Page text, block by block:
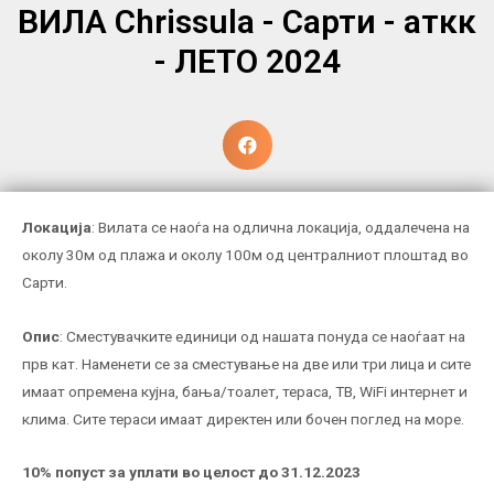
ВИЛА Chrissula - Сарти - аткк
- ЛЕТО 2024
Локација: Вилата се наоѓа на одлична локација, оддалечена на
околу 30м од плажа и околу 100м од централниот плоштад во
Сарти.
Опис: Сместувачките единици од нашата понуда се наоѓаат на
прв кат. Наменети се за сместување на две или три лица и сите
имаат опремена кујна, бања/тоалет, тераса, ТВ, WiFi интернет и
клима. Сите тераси имаат директен или бочен поглед на море.
10% попуст за уплати во целост до 31.12.2023